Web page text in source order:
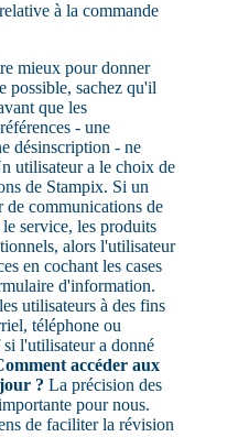
à la commande
mieux pour donner
possible, sachez qu'il
que les
- une
désinscription - ne
utilisateur a le choix de
de Stampix. Si un
de communications de
service, les produits
alors l'utilisateur
en cochant les cases
d'information.
utilisateurs à des fins
téléphone ou
l'utilisateur a donné
accéder aux
? La précision des
pour nous.
de faciliter la révision